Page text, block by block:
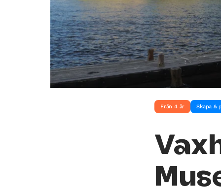
Från 4 år Skapa &